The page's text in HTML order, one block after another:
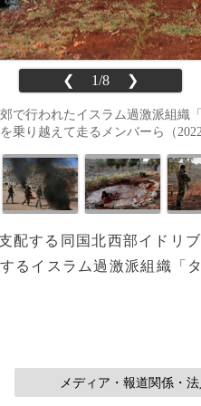
❮ 1/8 ❯
で行われたイスラム過激派組織
乗り越えて走るメンバーら（
配する同国北西部イドリブ
るイスラム過激派組織「
メディア・報道関係・